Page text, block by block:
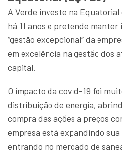
A Verde investe na
há 11 anos e pretende manter
“gestão excepcional” da
em excelência na gestão dos
capital.
O impacto da covid-19 foi
distribuição de energia,
compra das ações a preços
empresa está expandindo
entrando no mercado de